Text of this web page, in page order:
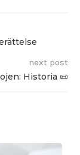
next post
Historia 📜